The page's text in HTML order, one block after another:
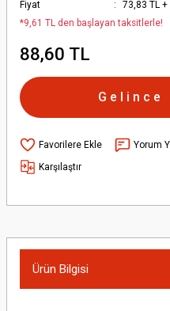
Fiyat
73,83 TL +
*9,61 TL den başlayan taksitlerle!
88,60 TL
Gelince
Yorum
Karşılaştır
Ürün Bilgisi